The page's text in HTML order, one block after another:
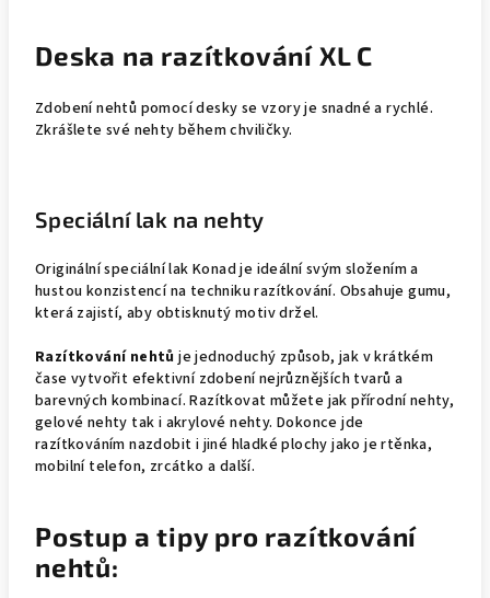
Deska na razítkování XL C
Zdobení nehtů pomocí desky se vzory je snadné a rychlé.
Zkrášlete své nehty během chviličky.
Speciální lak na nehty
Originální speciální lak Konad je ideální svým složením a
hustou konzistencí na techniku razítkování. Obsahuje gumu,
která zajistí, aby obtisknutý motiv držel.
Razítkování nehtů je jednoduchý způsob, jak v krátkém
čase vytvořit efektivní zdobení nejrůznějších tvarů a
barevných kombinací. Razítkovat můžete jak přírodní nehty,
gelové nehty tak i akrylové nehty. Dokonce jde
razítkováním nazdobit i jiné hladké plochy jako je rtěnka,
mobilní telefon, zrcátko a další.
Postup a tipypro razítkování
nehtů: